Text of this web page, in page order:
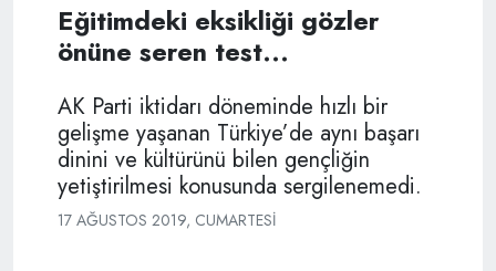
Eğitimdeki eksikliği gözler
önüne seren test...
AK Parti iktidarı döneminde hızlı bir
gelişme yaşanan Türkiye’de aynı başarı
dinini ve kültürünü bilen gençliğin
yetiştirilmesi konusunda sergilenemedi.
17 AĞUSTOS 2019, CUMARTESI